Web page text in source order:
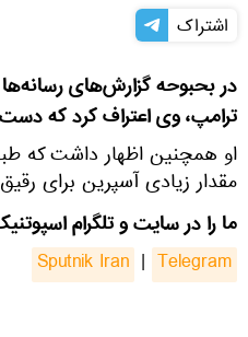
اشتراک
در بحبوحه گزارش‌های
ترامپ، وی اعتراف کرد که
او همچنین اظهار داشت که
مقدار زیادی آسپرین برای
ما را در سایت و تلگرام
Sputnik Iran | Telegram